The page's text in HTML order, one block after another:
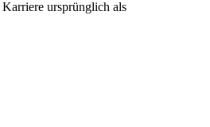
ursprünglich als